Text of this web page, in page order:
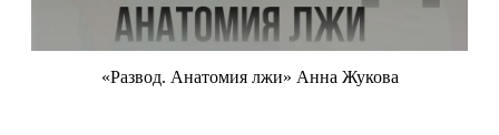
«Развод. Анатомия лжи» Анна Жукова